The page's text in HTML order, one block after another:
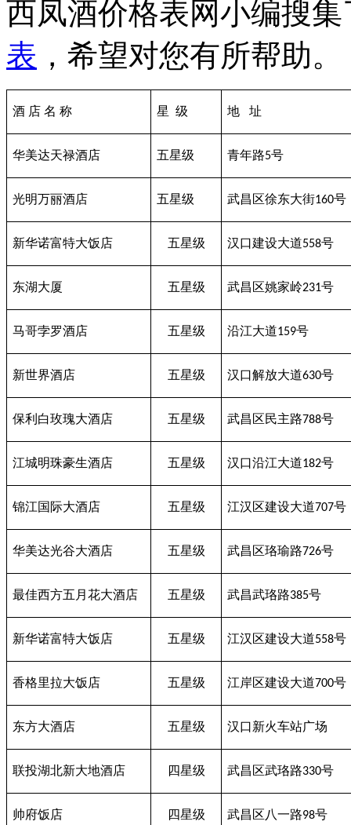
西凤酒价格表网小编搜
表 ，希望对您有所帮助。
酒 店 名 称 星 级 地 址
华美达天禄酒店 五星级 青年路5号
光明万丽酒店 五星级 武昌区徐东大街160号
新华诺富特大饭店 五星级 汉口建设大道558号
东湖大厦 五星级 武昌区姚家岭231号
马哥孛罗酒店 五星级 沿江大道159号
新世界酒店 五星级 汉口解放大道630号
保利白玫瑰大酒店 五星级 武昌区民主路788号
江城明珠豪生酒店 五星级 汉口沿江大道182号
锦江国际大酒店 五星级 江汉区建设大道707号
华美达光谷大酒店 五星级 武昌区珞瑜路726号
最佳西方五月花大酒店 五星级 武昌武珞路385号
新华诺富特大饭店 五星级 江汉区建设大道558号
香格里拉大饭店 五星级 江岸区建设大道700号
东方大酒店 五星级 汉口新火车站广场
联投湖北新大地酒店 四星级 武昌区武珞路330号
帅府饭店 四星级 武昌区八一路98号